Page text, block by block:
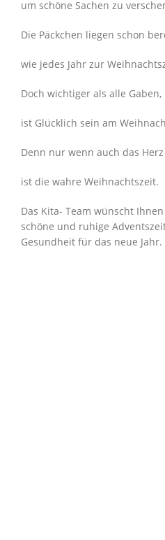
um schöne Sachen zu
Die Päckchen liegen schon
wie jedes Jahr zur
Doch wichtiger als alle Gaben,
ist Glücklich sein am
Denn nur wenn auch das
ist die wahre Weihnachtszeit.
Das Kita- Team wünscht
schöne und ruhige
Gesundheit für das neue Jahr.